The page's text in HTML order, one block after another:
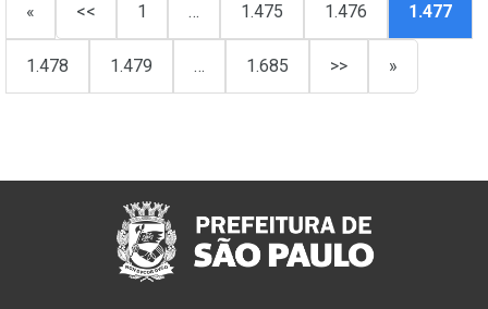
« << 1 … 1.475 1.476 1.477
1.478 1.479 … 1.685 >> »